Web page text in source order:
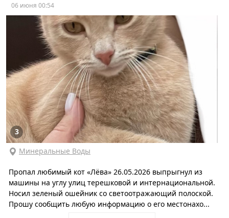
06 июня 00:54
3
Минеральные Воды
Пропал любимый кот «Лёва» 26.05.2026 выпрыгнул из
машины на углу улиц терешковой и интернациональной.
Носил зеленый ошейник со светоотражающий полоской.
Прошу сообщить любую информацию о его местонахо...